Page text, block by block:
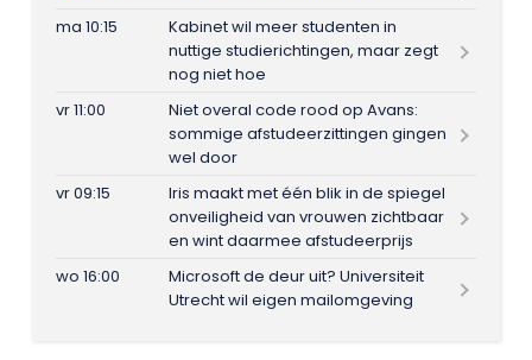
ma 10:15
Kabinet wil meer studenten in
nuttige studierichtingen, maar zegt
nog niet hoe
vr 11:00
Niet overal code rood op Avans:
sommige afstudeerzittingen gingen
wel door
vr 09:15
Iris maakt met één blik in de spiegel
onveiligheid van vrouwen zichtbaar
en wint daarmee afstudeerprijs
wo 16:00
Microsoft de deur uit? Universiteit
Utrecht wil eigen mailomgeving